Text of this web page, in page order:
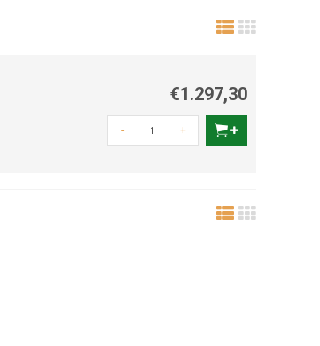
€1.297,30
- +